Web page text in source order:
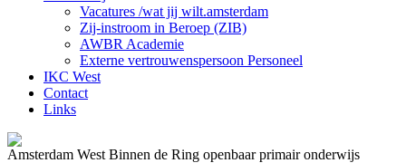
Vacatures /wat jij wilt.amsterdam
Zij-instroom in Beroep (ZIB)
AWBR Academie
Externe vertrouwenspersoon Personeel
IKC West
Contact
Links
Amsterdam West Binnen de Ring openbaar primair onderwijs